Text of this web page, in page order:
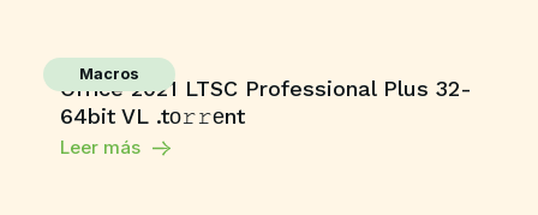
Macros
Office 2021 LTSC Professional Plus 32-
64bit VL .tо𝚛𝚛еnt
Leer más